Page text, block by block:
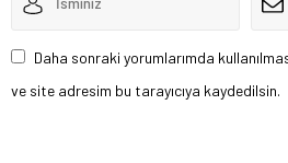
Daha sonraki yorumlarımda
ve site adresim bu tarayıcıya kaydedilsin.